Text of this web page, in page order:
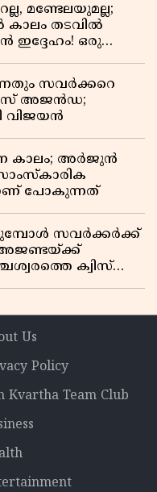
മണ്ടേലയുമല്ല;
തടവിൽ
ഇദ്ദേഹം! ഒരു
സവർക്കറെ
അജൻഡ;
വിജയൻ
കാലം; അർജുൻ
പോകുന്നത്
സവർക്കർക്ക്
അജണ്ടയ്ക്ക്
ക്വിസ്
Us
Policy
Kvartha Team Club